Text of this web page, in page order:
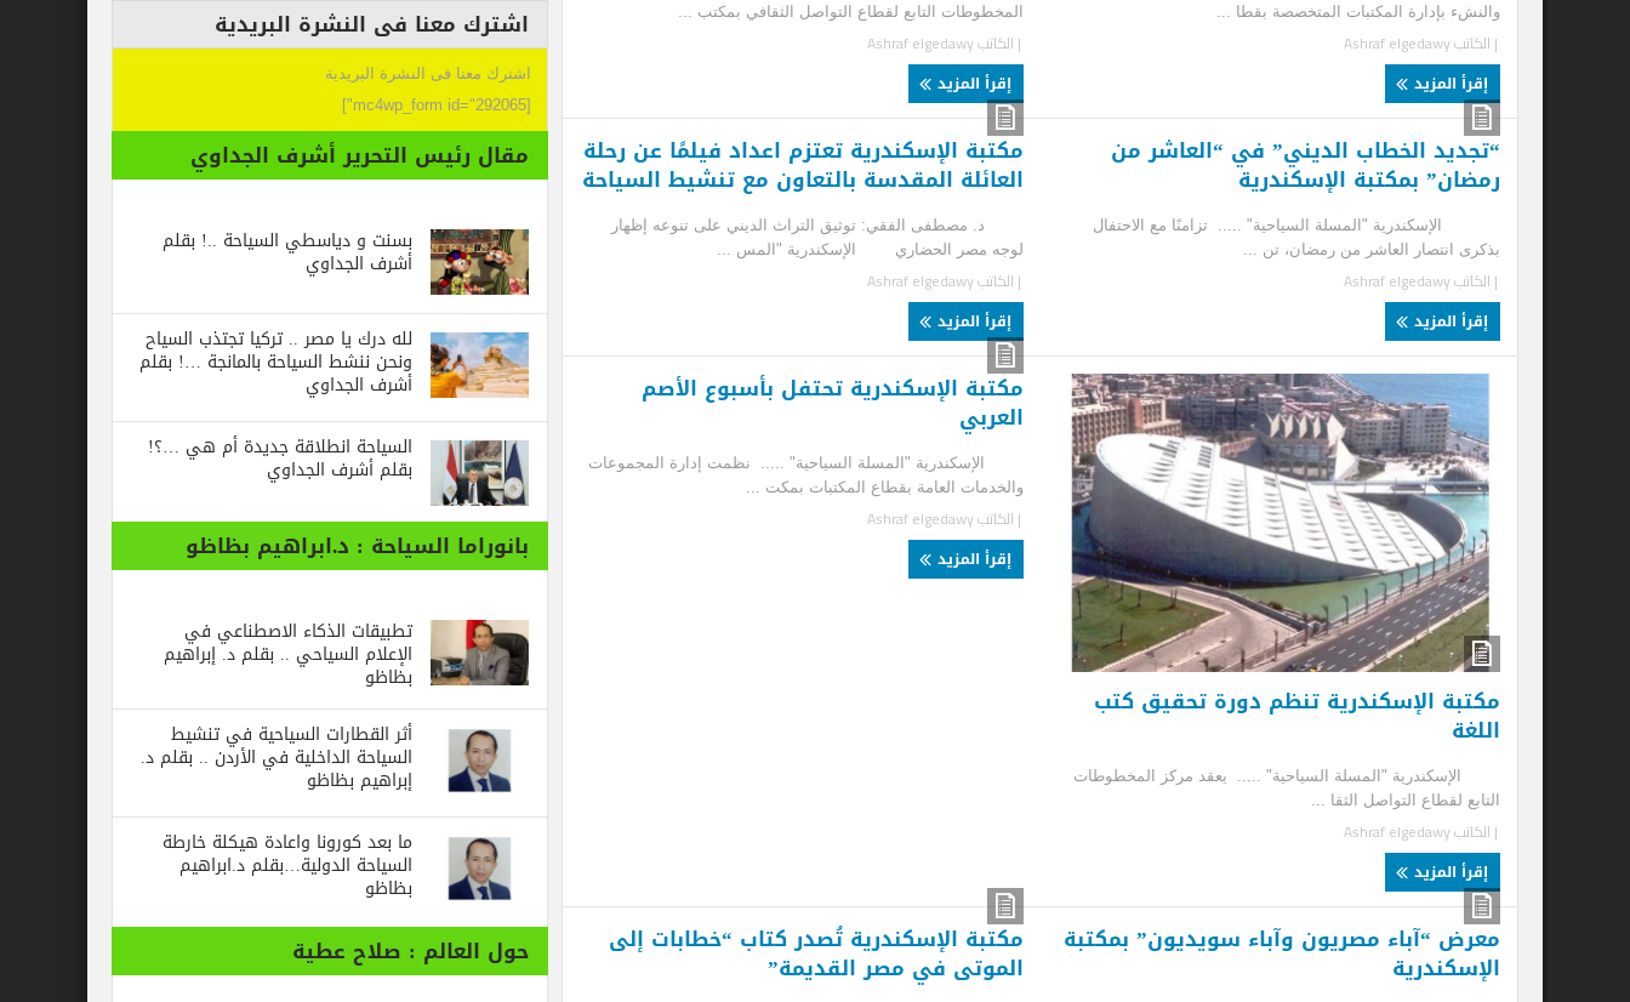
والنشء بإدارة المكتبات المتخصصة بقطا ...
Ashraf elgedawy
المخطوطات التابع لقطاع التواصل الثقافي بمكتب ...
Ashraf elgedawy
“تجديد الخطاب الديني” في “العاشر من
رمضان” بمكتبة الإسكندرية
الإسكندرية "المسلة السياحية" ..... تزامنًا مع الاحتفال
بذكرى انتصار العاشر من رمضان، تن ...
Ashraf elgedawy
مكتبة الإسكندرية تعتزم اعداد فيلمًا عن رحلة
العائلة المقدسة بالتعاون مع تنشيط السياحة
د. مصطفى الفقي: توثيق التراث الديني على تنوعه إظهار
لوجه مصر الحضاري الإسكندرية "المس ...
Ashraf elgedawy
مكتبة الإسكندرية تنظم دورة تحقيق كتب
الإسكندرية "المسلة السياحية" ..... يعقد مركز المخطوطات
التابع لقطاع التواصل الثقا ...
Ashraf elgedawy
مكتبة الإسكندرية تحتفل بأسبوع الأصم
العربي
الإسكندرية "المسلة السياحية" ..... نظمت إدارة المجموعات
والخدمات العامة بقطاع المكتبات بمكت ...
| الكاتب Ashraf elgedawy
إقرأ المزيد
معرض “آباء مصريون وآباء سويديون” بمكتبة
الإسكندرية
مكتبة الإسكندرية تُصدر كتاب “خطابات إلى
الموتى في مصر القديمة”
اشترك معنا فى النشرة البريدية
اشترك معنا فى النشرة البريدية
مقال رئيس التحرير أشرف الجداوي
بسنت و دياسطي السياحة ..! بقلم
أشرف الجداوي
لله درك يا مصر .. تركيا تجتذب السياح
ونحن ننشط السياحة بالمانجة …! بقلم
أشرف الجداوي
السياحة انطلاقة جديدة أم هي …؟!
بقلم أشرف الجداوي
بانوراما السياحة : د.ابراهيم بظاظو
تطبيقات الذكاء الاصطناعي في
الإعلام السياحي .. بقلم د. إبراهيم
بظاظو
أثر القطارات السياحية في تنشيط
السياحة الداخلية في الأردن .. بقلم د.
إبراهيم بظاظو
ما بعد كورونا واعادة هيكلة خارطة
السياحة الدولية…بقلم د.ابراهيم
بظاظو
حول العالم : صلاح عطية